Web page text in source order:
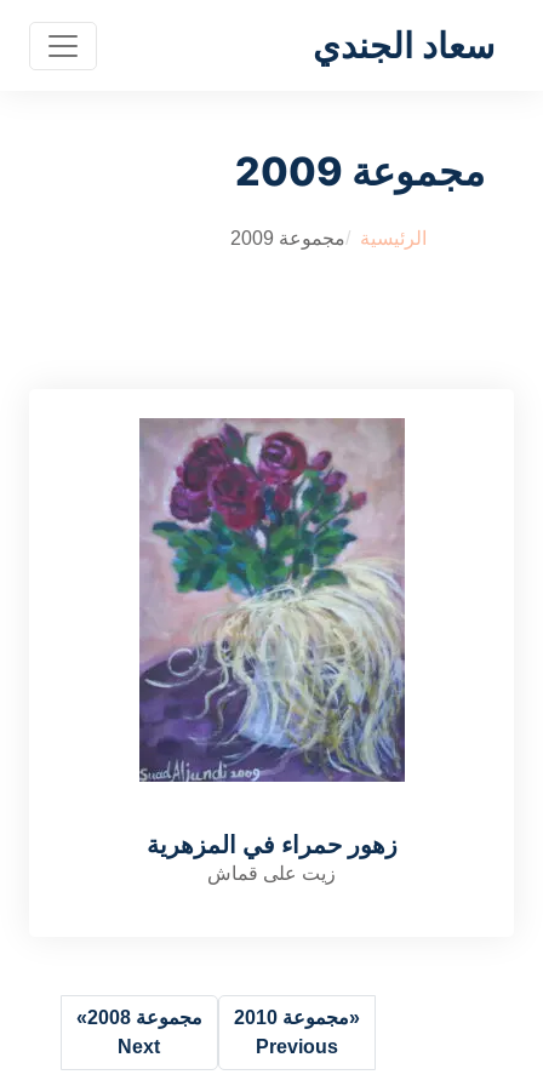
سعاد الجندي
مجموعة 2009
الرئيسية مجموعة 2009
زهور حمراء في المزهرية
زيت على قماش
«مجموعة 2010
Previous
مجموعة 2008
»
Next